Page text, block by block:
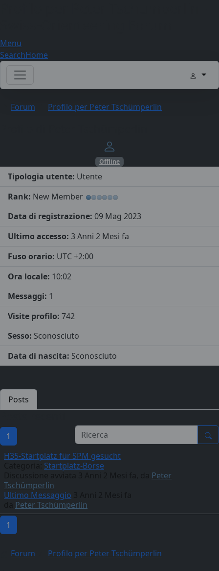
Menu
SearchHome
Forum Profilo per Peter Tschümperlin
Offline
Tipologia utente: Utente
Rank: New Member
Data di registrazione: 09 Mag 2023
Ultimo accesso: 3 Anni 2 Mesi fa
Fuso orario: UTC +2:00
Ora locale: 10:02
Messaggi: 1
Visite profilo: 742
Sesso: Sconosciuto
Data di nascita: Sconosciuto
Posts
1
H35-Startplatz für SPM gesucht
Startplatz-Börse
Peter
Tschümperlin
Ultimo Messaggio
Peter Tschümperlin
1
Forum Profilo per Peter Tschümperlin